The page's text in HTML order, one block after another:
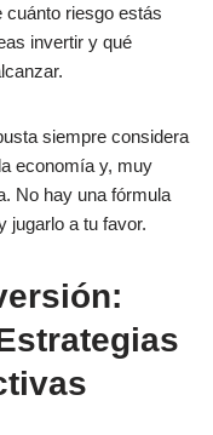
cuánto riesgo estás
invertir y qué
siempre considera
economía y, muy
No hay una fórmula
jugarlo a tu favor.